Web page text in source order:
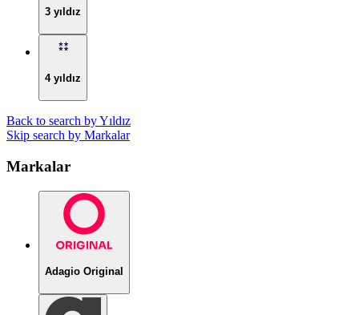
3 yıldız
4 yıldız
Back to search by Yıldız
Skip search by Markalar
Markalar
Adagio Original